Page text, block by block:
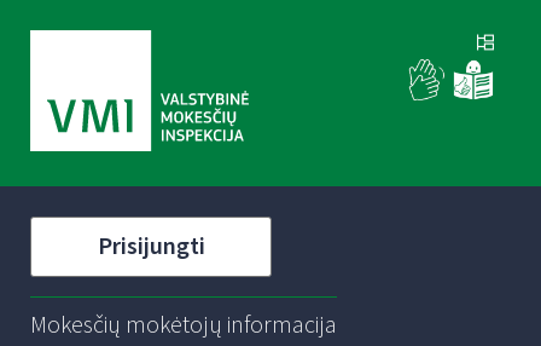
Prisijungti
Mokesčių mokėtojų informacija